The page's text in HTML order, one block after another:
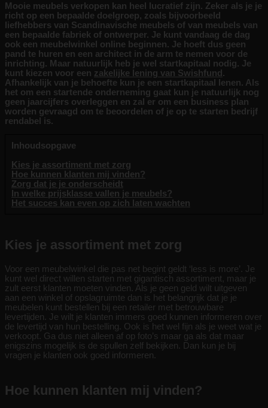
Mooie meubels verkopen kan heel lucratief zijn. Zeker als je je
richt op een bepaalde doelgroep, zoals bijvoorbeeld
liefhebbers van Scandinavische meubels of van meubels van
een bepaalde fabriek of ontwerper. Je kunt vandaag de dag
ook een meubelwinkel online beginnen. Je hoeft dus geen
pand te huren en een architect in de arm te nemen voor de
inrichting. Maar natuurlijk heb je wel startkapitaal nodig. Je
kunt kiezen voor een zakelijke lening van Swishfund .
Afhankelijk van je behoefte kun je een startkapitaal lenen. Als
het om een startende onderneming gaat kun je natuurlijk nog
geen jaarcijfers overleggen en zal er om een business plan
worden gevraagd om te beoordelen of je op te starten bedrijf
rendabel is.
Inhoudsopgave
Kies je assortiment met zorg
Hoe kunnen klanten mij vinden?
Zorg dat je je onderscheidt
In welke prijsklasse vallen je meubels?
Het succes kan even op zich laten wachten
Kies je assortiment met zorg
Voor een meubelwinkel die pas net begint geldt ‘less is more’. Je
kunt wel direct willen starten met gigantisch assortiment, maar je
zult eerst klanten moeten vinden. Als je geen geld wilt uitgeven
aan een winkel of opslagruimte dan is het belangrijk dat je je
meubelen kunt bestellen bij een retailer met betrouwbare
levertijden. Je wilt je klanten immers goed kunnen informeren over
de levertijd van hun bestelling. Ook is het wel fijn als je weet wat je
verkoopt. Ga dus niet alleen af op foto’s maar ga als dat maar
enigszins mogelijk is de spullen zelf bekijken. Dan kun je bij
vragen je klanten ook goed informeren.
Hoe kunnen klanten mij vinden?